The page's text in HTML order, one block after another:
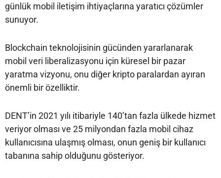
günlük mobil iletişim ihtiyaçlarına yaratıcı çözümler
sunuyor.
Blockchain teknolojisinin gücünden yararlanarak
mobil veri liberalizasyonu için küresel bir pazar
yaratma vizyonu, onu diğer kripto paralardan ayıran
önemli bir özelliktir.
DENT’in 2021 yılı itibariyle 140’tan fazla ülkede hizmet
veriyor olması ve 25 milyondan fazla mobil cihaz
kullanıcısına ulaşmış olması, onun geniş bir kullanıcı
tabanına sahip olduğunu gösteriyor.